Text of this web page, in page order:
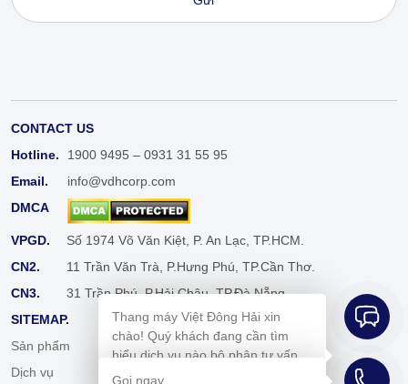
CONTACT US
Hotline.
1900 9495 – 0931 31 55 95
Email.
info@vdhcorp.com
DMCA
VPGD.
Số 1974 Võ Văn Kiệt, P. An Lạc, TP.HCM.
CN2.
11 Trần Văn Trà, P.Hưng Phú, TP.Cần Thơ.
CN3.
31 Trần Phú, P.Hải Châu, TP.Đà Nẵng.
SITEMAP.
Sản phẩm
Cẩm nang
Dịch vụ
Thang máy Việt Đông Hải xin
chào! Quý khách đang cần tìm
hiểu dịch vụ nào bộ phận tư vấn
bên em sẽ hỗ trợ mình ngay ạ!
Gọi ngay